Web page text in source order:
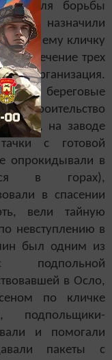
для борьбы
назначили
Дали ему кличку
в течение трех
организация.
береговые
строительство
на заводе
с готовой
опрокидывали в
в горах),
в спасении
вели тайную
невступлению в
был одним из
подпольной
в Осло,
по кличке
подпольщики-
и помогали
пакеты с